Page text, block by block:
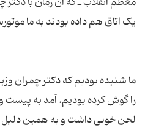
ما شنیده بودیم که دکتر چمران
را گوش کرده بودیم. آمد به پیست
لحن خوبی داشت و به همین